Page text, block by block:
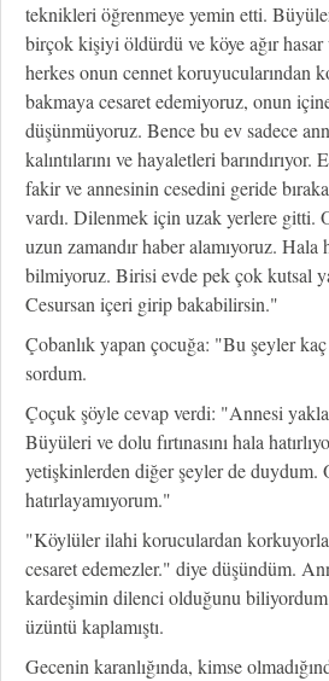
teknikleri öğrenmeye yemin etti.
birçok kişiyi öldürdü ve köye ağır
herkes onun cennet koruyucularından
bakmaya cesaret edemiyoruz, onun
düşünmüyoruz. Bence bu ev sadece
kalıntılarını ve hayaletleri
fakir ve annesinin cesedini geride
vardı. Dilenmek için uzak yerlere gitti.
uzun zamandır haber alamıyoruz. Hala
bilmiyoruz. Birisi evde pek çok kutsal
Cesursan içeri girip bakabilirsin."
Çobanlık yapan çocuğa: "Bu şeyler
sordum.
Çoçuk şöyle cevap verdi: "Annesi
Büyüleri ve dolu fırtınasını hala
yetişkinlerden diğer şeyler de duydum.
hatırlayamıyorum."
"Köylüler ilahi koruculardan
cesaret edemezler." diye düşündüm.
kardeşimin dilenci olduğunu
üzüntü kaplamıştı.
Gecenin karanlığında, kimse